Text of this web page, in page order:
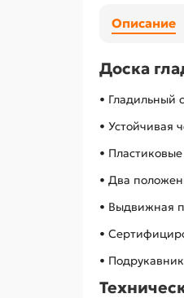
Описание
Доска
• Гладильный
• Устойчивая
•
• Два
• Выдвижная
•
•